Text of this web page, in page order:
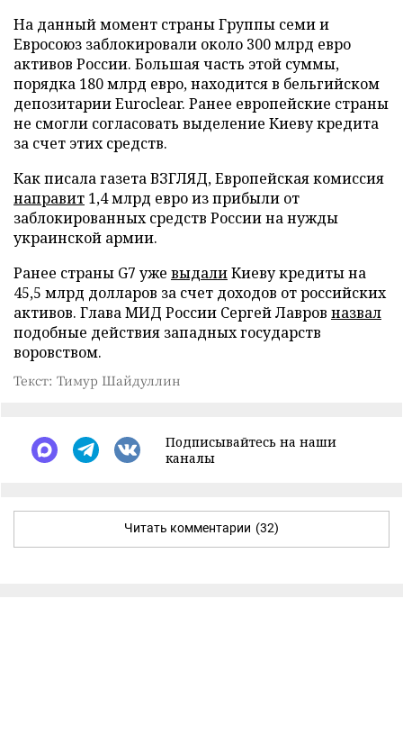
На данный момент страны Группы семи и
Евросоюз заблокировали около 300 млрд евро
активов России. Большая часть этой суммы,
порядка 180 млрд евро, находится в бельгийском
депозитарии Euroclear. Ранее европейские страны
не смогли согласовать выделение Киеву кредита
за счет этих средств.
Как писала газета ВЗГЛЯД, Европейская комиссия
направит 1,4 млрд евро из прибыли от
заблокированных средств России на нужды
украинской армии.
Ранее страны G7 уже выдалиКиеву кредиты на
45,5 млрд долларов за счет доходов от российских
активов. Глава МИД России Сергей Лавров назвал
подобные действия западных государств
воровством.
Текст: Тимур Шайдуллин
Подписывайтесь на наши
каналы
Читать комментарии (32)